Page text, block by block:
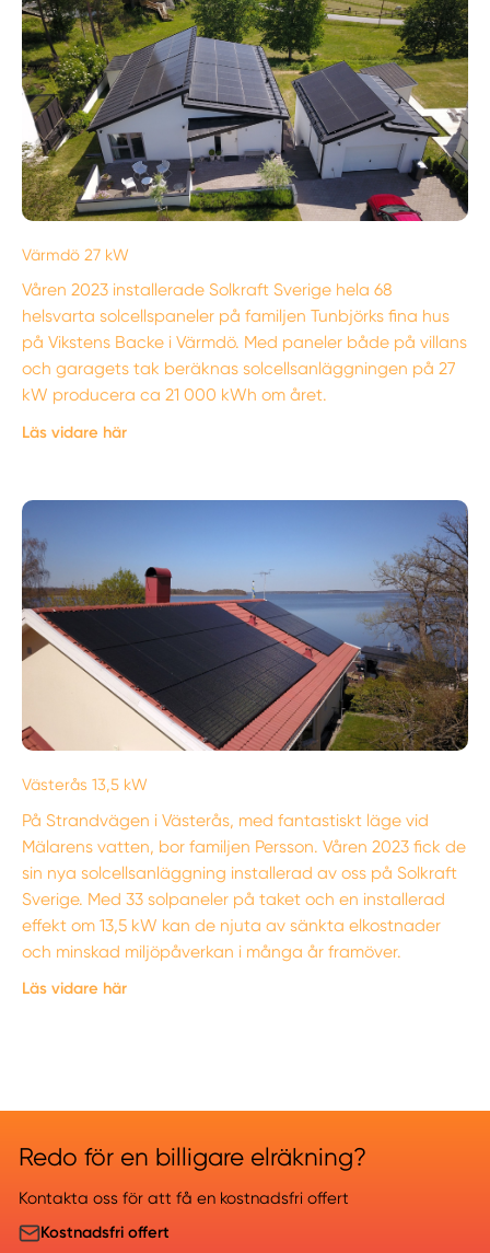
Värmdö 27 kW
Våren 2023 installerade Solkraft Sverige hela 68
helsvarta solcellspaneler på familjen Tunbjörks fina hus
på Vikstens Backe i Värmdö. Med paneler både på villans
och garagets tak beräknas solcellsanläggningen på 27
kW producera ca 21 000 kWh om året.
Läs vidare här
Västerås 13,5 kW
På Strandvägen i Västerås, med fantastiskt läge vid
Mälarens vatten, bor familjen Persson. Våren 2023 fick de
sin nya solcellsanläggning installerad av oss på Solkraft
Sverige. Med 33 solpaneler på taket och en installerad
effekt om 13,5 kW kan de njuta av sänkta elkostnader
och minskad miljöpåverkan i många år framöver.
Läs vidare här
Redo för en billigare elräkning?
Kontakta oss för att få en kostnadsfri offert
Kostnadsfri offert